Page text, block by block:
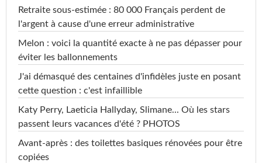
Retraite sous-estimée : 80 000 Français perdent de
l'argent à cause d'une erreur administrative
Melon : voici la quantité exacte à ne pas dépasser pour
éviter les ballonnements
J'ai démasqué des centaines d'infidèles juste en posant
cette question : c'est infaillible
Katy Perry, Laeticia Hallyday, Slimane... Où les stars
passent leurs vacances d'été ? PHOTOS
Avant-après : des toilettes basiques rénovées pour être
copiées